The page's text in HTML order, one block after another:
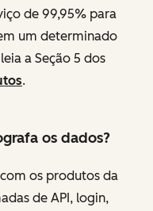
de 99,95% para
um determinado
a Seção 5 dos
.
os dados?
os produtos da
de API, login,